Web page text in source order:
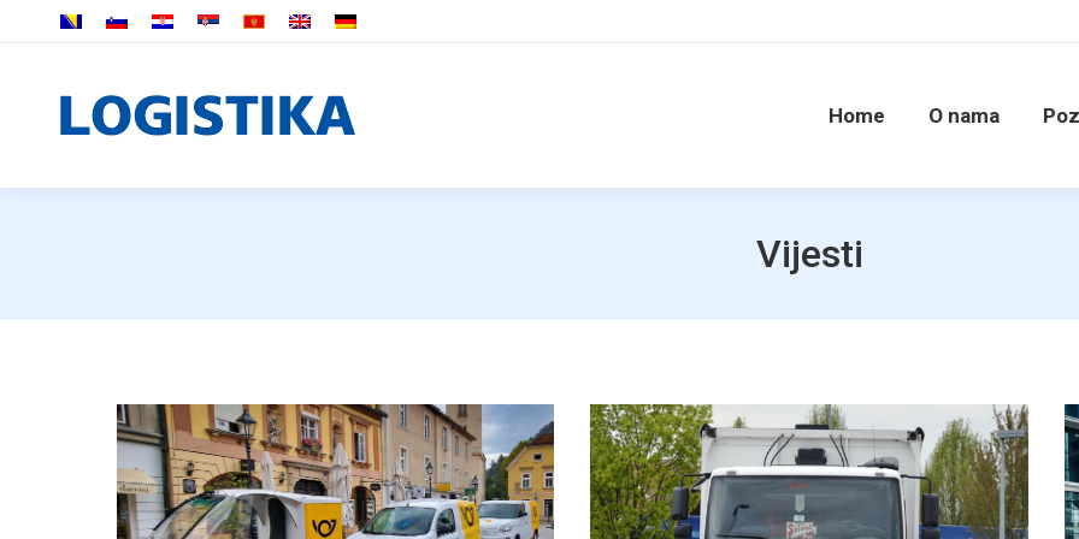
Home O nama
Vijesti